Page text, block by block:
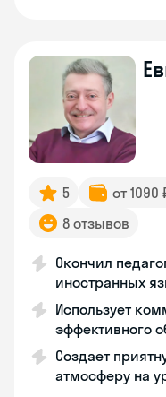
5 от 1090
8 отзывов
Окончил
иностранных
Использует
эффективного
Создает
атмосферу на